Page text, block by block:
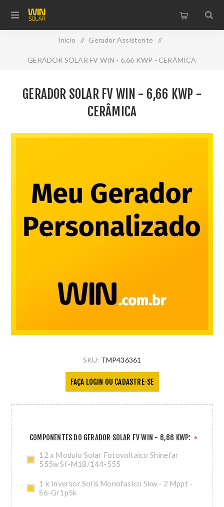
Início / Gerador Assistente /
GERADOR SOLAR FV WIN - 6,66 KWP - CERÂMICA
GERADOR SOLAR FV WIN - 6,66 KWP -
CERÂMICA
SKU: TMP436361
FAÇA LOGIN OU CADASTRE-SE
COMPONENTES DO GERADOR SOLAR FV WIN - 6,66 KWP: *
12 x Modulo Solar Fotovoltaico Shinefar
555w Sf-M18/144-555
1 x Inversor Solis Monofasico 5kw - 2 Mppt -
S6-Gr1p5k